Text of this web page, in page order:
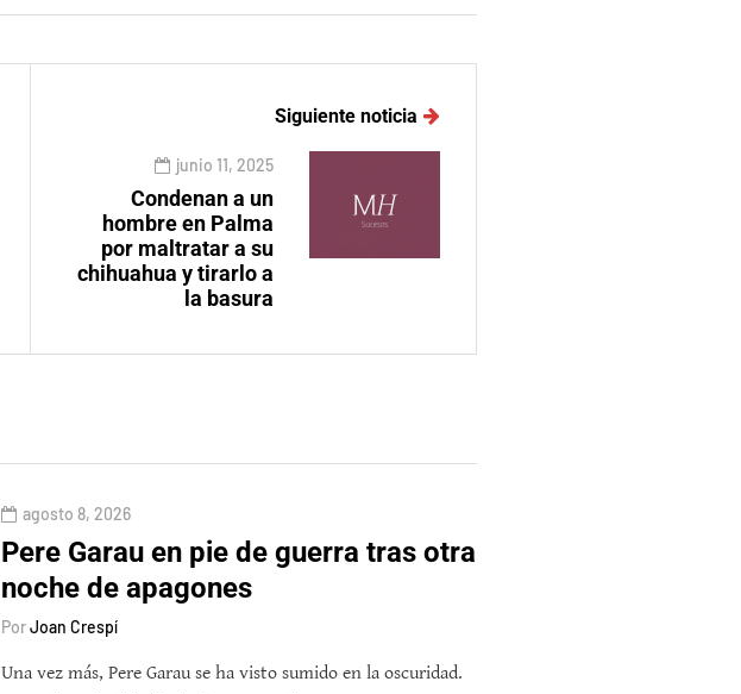
Siguiente noticia
junio 11, 2025
Condenan a un
hombre en Palma
por maltratar a su
chihuahua y tirarlo a
la basura
agosto 8, 2026
Pere Garau en pie de guerra tras otra
noche de apagones
PorJoan Crespí
Una vez más, Pere Garau se ha visto sumido en la oscuridad.